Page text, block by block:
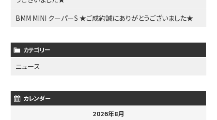
BMM MINI クーパーS ★ご成約誠にありがとうございました★
カテゴリー
ニュース
カレンダー
2026年8月